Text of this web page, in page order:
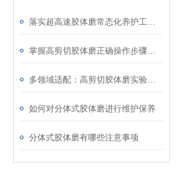
如何对分体式胶体磨进行维护保养
分体式胶体磨有哪些注意事项